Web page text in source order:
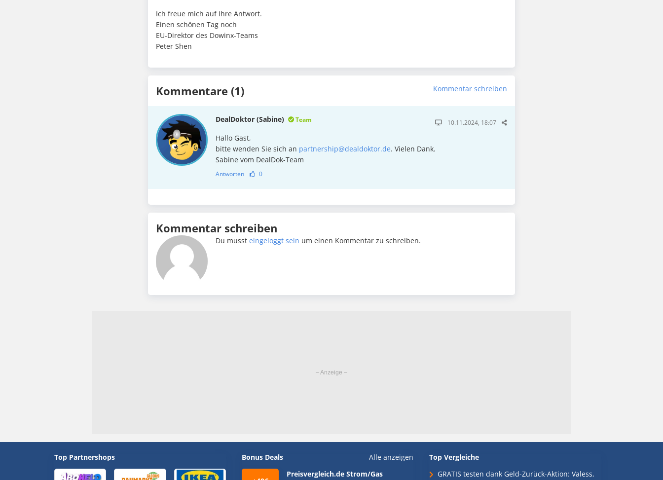
Ich freue mich auf Ihre Antwort.
Einen schönen Tag noch
EU-Direktor des Dowinx-Teams
Peter Shen
Kommentare (1) Kommentar schreiben
DealDoktor (Sabine) Team 10.11.2024, 18:07
Hallo Gast,
bitte wenden Sie sich an partnership@dealdoktor.de. Vielen Dank.
Sabine vom DealDok-Team
Antworten 0
Kommentar schreiben
Du mussteingeloggt sein um einen Kommentar zu schreiben.
Top Partnershops Bonus Deals Alle anzeigen
Preisvergleich.de Strom/Gas
Top Vergleiche
GRATIS testen dank Geld-Zurück-Aktion: Valess,